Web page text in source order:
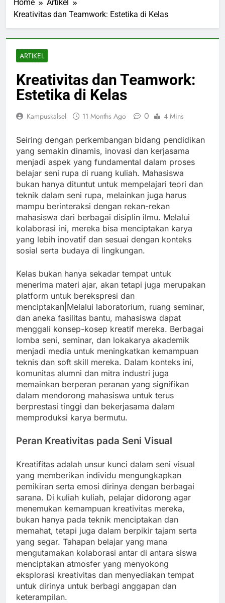
Home
Artikel
Kreativitas dan Teamwork: Estetika di Kelas
ARTIKEL
Kreativitas dan Teamwork:
Estetika di Kelas
Kampuskalsel 11 Months Ago 0 4 Mins
Seiring dengan perkembangan bidang pendidikan
yang semakin dinamis, inovasi dan kerjasama
menjadi aspek yang fundamental dalam proses
belajar seni rupa di ruang kuliah. Mahasiswa
bukan hanya dituntut untuk mempelajari teori dan
teknik dalam seni rupa, melainkan juga harus
mampu berinteraksi dengan rekan-rekan
mahasiswa dari berbagai disiplin ilmu. Melalui
kolaborasi ini, mereka bisa menciptakan karya
yang lebih inovatif dan sesuai dengan konteks
sosial serta budaya di lingkungan.
Kelas bukan hanya sekadar tempat untuk
menerima materi ajar, akan tetapi juga merupakan
platform untuk berekspresi dan
menciptakan|Melalui laboratorium, ruang seminar,
dan aneka fasilitas bantu, mahasiswa dapat
menggali konsep-kosep kreatif mereka. Berbagai
lomba seni, seminar, dan lokakarya akademik
menjadi media untuk meningkatkan kemampuan
teknis dan soft skill mereka. Dalam konteks ini,
komunitas alumni dan mitra industri juga
memainkan berperan peranan yang signifikan
dalam mendorong mahasiswa untuk terus
berprestasi tinggi dan bekerjasama dalam
memproduksi karya bermutu.
Peran Kreativitas pada Seni Visual
Kreatifitas adalah unsur kunci dalam seni visual
yang memberikan individu mengungkapkan
pemikiran serta emosi dirinya dengan berbagai
sarana. Di kuliah kuliah, pelajar didorong agar
menemukan kemampuan kreativitas mereka,
bukan hanya pada teknik menciptakan dan
memahat, tetapi juga dalam berpikir tajam serta
yang segar. Tahapan belajar yang mana
mengutamakan kolaborasi antar di antara siswa
menciptakan atmosfer yang menyokong
eksplorasi kreativitas dan menyediakan tempat
untuk dirinya untuk berbagi anggapan dan
keterampilan.